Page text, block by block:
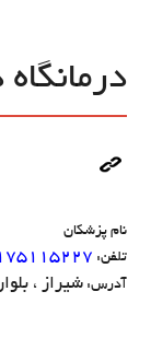
نام پزشکان
تلفن:
آدرس:شیراز ،